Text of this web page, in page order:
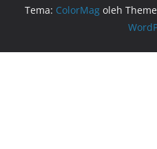
Tema: ColorMag oleh